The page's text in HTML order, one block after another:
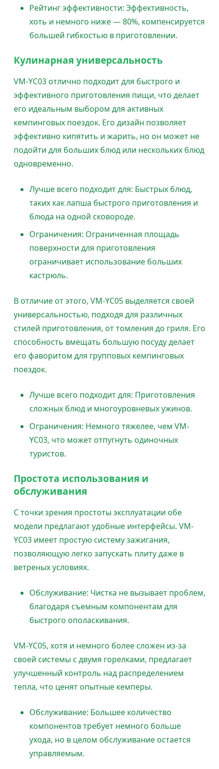
Рейтинг эффективности: Эффективность,
хоть и немного ниже — 80%, компенсируется
большей гибкостью в приготовлении.
Кулинарная универсальность
VM-YC03 отлично подходит для быстрого и
эффективного приготовления пищи, что делает
его идеальным выбором для активных
кемпинговых поездок. Его дизайн позволяет
эффективно кипятить и жарить, но он может не
подойти для больших блюд или нескольких блюд
одновременно.
Лучше всего подходит для: Быстрых блюд,
таких как лапша быстрого приготовления и
блюда на одной сковороде.
Ограничения: Ограниченная площадь
поверхности для приготовления
ограничивает использование больших
кастрюль.
В отличие от этого, VM-YC05 выделяется своей
универсальностью, подходя для различных
стилей приготовления, от томления до гриля. Его
способность вмещать большую посуду делает
его фаворитом для групповых кемпинговых
поездок.
Лучше всего подходит для: Приготовления
сложных блюд и многоуровневых ужинов.
Ограничения: Немного тяжелее, чем VM-
YC03, что может отпугнуть одиночных
туристов.
Простота использования и
обслуживания
С точки зрения простоты эксплуатации обе
модели предлагают удобные интерфейсы. VM-
YC03 имеет простую систему зажигания,
позволяющую легко запускать плиту даже в
ветреных условиях.
Обслуживание: Чистка не вызывает проблем,
благодаря съемным компонентам для
быстрого ополаскивания.
VM-YC05, хотя и немного более сложен из-за
своей системы с двумя горелками, предлагает
улучшенный контроль над распределением
тепла, что ценят опытные кемперы.
Обслуживание: Большее количество
компонентов требует немного больше
ухода, но в целом обслуживание остается
управляемым.